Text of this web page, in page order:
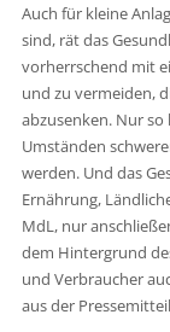
Auch für kleine
sind, rät das
vorherrschend mit
und zu vermeiden,
abzusenken. Nur
Umständen
werden. Und das
Ernährung,
MdL, nur
dem Hintergrund
und Verbraucher
aus der